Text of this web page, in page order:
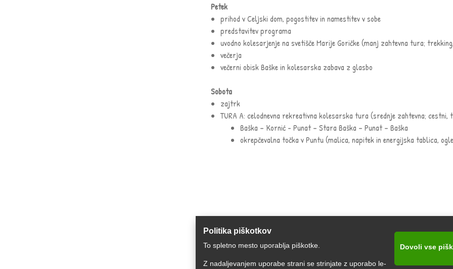
Politika piškotkov
To spletno mesto uporablja piškotke.
Z nadaljevanjem uporabe strani se strinjate z uporabo le-
Dovoli vse
Petek
prihod v Celjski dom, pogostitev in namestitev v sobe
predstavitev programa
uvodno kolesarjenje na svetišče Marije Goričke (manj zahtevna tura;
večerja
večerni obisk Baške in kolesarska zabava z glasbo
Sobota
zajtrk
TURA A: celodnevna rekreativna kolesarska tura (srednje zahtevna; cestni,
Baška – Kornić - Punat – Stara Baška – Punat – Baška
okrepčevalna točka v Puntu (malica, napitek in energijska tablica,